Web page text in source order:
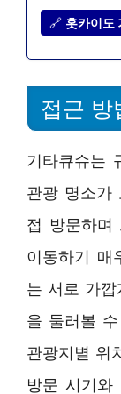
🔗 홋카이도
접근 방
기타큐슈는
관광 명소가
접 방문하며
이동하기 매
는 서로 가
을 둘러볼
관광지별 위
방문 시기와